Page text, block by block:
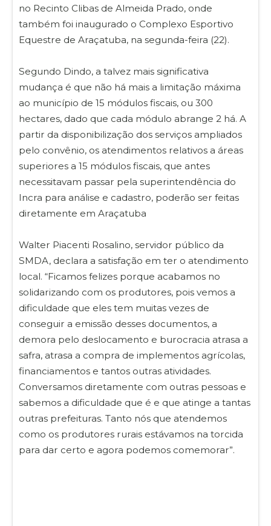
no Recinto Clibas de Almeida Prado, onde
também foi inaugurado o Complexo Esportivo
Equestre de Araçatuba, na segunda-feira (22).
Segundo Dindo, a talvez mais significativa
mudança é que não há mais a limitação máxima
ao município de 15 módulos fiscais, ou 300
hectares, dado que cada módulo abrange 2 há. A
partir da disponibilização dos serviços ampliados
pelo convênio, os atendimentos relativos a áreas
superiores a 15 módulos fiscais, que antes
necessitavam passar pela superintendência do
Incra para análise e cadastro, poderão ser feitas
diretamente em Araçatuba
Walter Piacenti Rosalino, servidor público da
SMDA, declara a satisfação em ter o atendimento
local. “Ficamos felizes porque acabamos no
solidarizando com os produtores, pois vemos a
dificuldade que eles tem muitas vezes de
conseguir a emissão desses documentos, a
demora pelo deslocamento e burocracia atrasa a
safra, atrasa a compra de implementos agrícolas,
financiamentos e tantos outras atividades.
Conversamos diretamente com outras pessoas e
sabemos a dificuldade que é e que atinge a tantas
outras prefeituras. Tanto nós que atendemos
como os produtores rurais estávamos na torcida
para dar certo e agora podemos comemorar”.